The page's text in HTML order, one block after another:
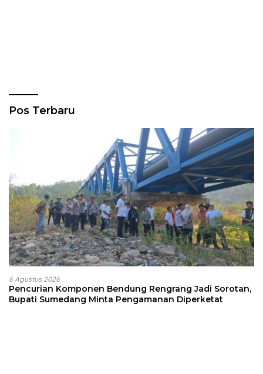
Pos Terbaru
6 Agustus 2026
Pencurian Komponen Bendung Rengrang Jadi Sorotan,
Bupati Sumedang Minta Pengamanan Diperketat